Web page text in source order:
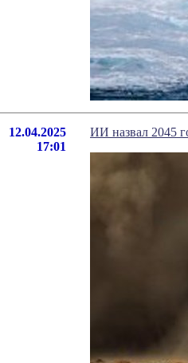
12.04.2025
17:01
ИИ назвал 2045